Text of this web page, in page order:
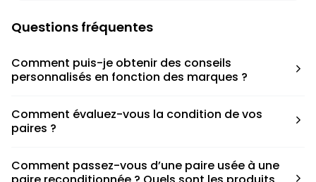
Questions fréquentes
Comment puis-je obtenir des conseils
personnalisés en fonction des marques ?
pour déterminer la taille appropriée, que ce soit une taille
en dessous, au-dessus ou correspondant à votre taille
Comment évaluez-vous la condition de vos
paires ?
défauts spécifiques de chaque paire.
Comment passez-vous d’une paire usée à une